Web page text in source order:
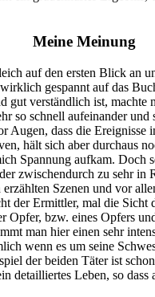
Meine Meinung
auf den ersten Blick an
gespannt auf das
verständlich ist,
so schnell aufeinander und
dass die
hält sich aber durchaus
Spannung aufkam.
zu sehr in
Szenen und vor
Ermittler, mal die
bzw. eines Opfers
man hier einen sehr
wenn es um seine
der beiden Täter ist
Leben, so